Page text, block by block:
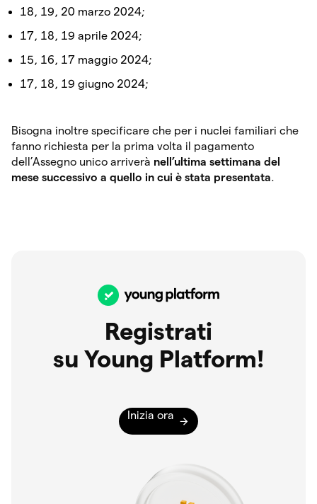
18, 19, 20 marzo 2024;
17, 18, 19 aprile 2024;
15, 16, 17 maggio 2024;
17, 18, 19 giugno 2024;
Bisogna inoltre specificare che per i nuclei familiari che
fanno richiesta per la prima volta il pagamento
dell’Assegno unico arriverà nell’ultima settimana del
mese successivo a quello in cui è stata presentata.
Registrati
su Young Platform!
Inizia ora